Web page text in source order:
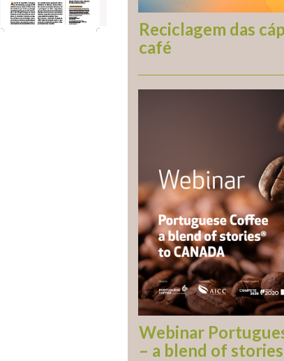
Reciclagem das
café
Webinar
– a blend of